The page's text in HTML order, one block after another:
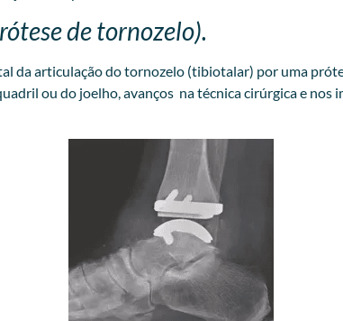
de tornozelo).
articulação do tornozelo (tibiotalar) por uma
ou do joelho, avanços na técnica cirúrgica e